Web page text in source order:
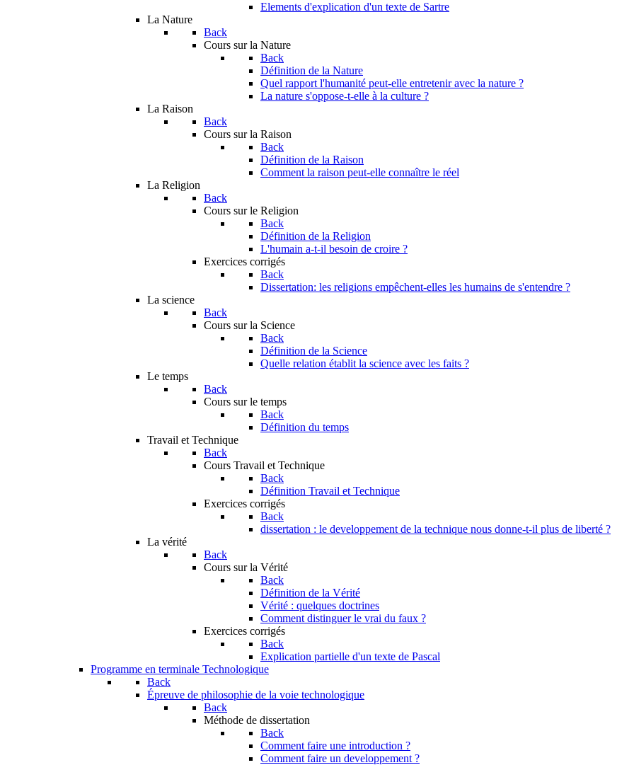
Elements d'explication d'un texte de Sartre
La Nature
Back
Cours sur la Nature
Back
Définition de la Nature
Quel rapport l'humanité peut-elle entretenir avec la nature ?
La nature s'oppose-t-elle à la culture ?
La Raison
Back
Cours sur la Raison
Back
Définition de la Raison
Comment la raison peut-elle connaître le réel
La Religion
Back
Cours sur le Religion
Back
Définition de la Religion
L'humain a-t-il besoin de croire ?
Exercices corrigés
Back
Dissertation: les religions empêchent-elles les humains de s'entendre ?
La science
Back
Cours sur la Science
Back
Définition de la Science
Quelle relation établit la science avec les faits ?
Le temps
Back
Cours sur le temps
Back
Définition du temps
Travail et Technique
Back
Cours Travail et Technique
Back
Définition Travail et Technique
Exercices corrigés
Back
dissertation : le developpement de la technique nous donne-t-il plus de liberté ?
La vérité
Back
Cours sur la Vérité
Back
Définition de la Vérité
Vérité : quelques doctrines
Comment distinguer le vrai du faux ?
Exercices corrigés
Back
Explication partielle d'un texte de Pascal
Programme en terminale Technologique
Back
Épreuve de philosophie de la voie technologique
Back
Méthode de dissertation
Back
Comment faire une introduction ?
Comment faire un developpement ?